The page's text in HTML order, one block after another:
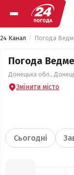
24 Канал Погода
Погода
Донецька обл.,
Змінити місто
Сьогодні